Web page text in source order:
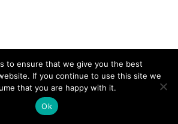
to ensure that we give you the best
If you continue to use this site we
that you are happy with it.
Ok